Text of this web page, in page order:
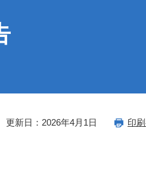
更新日：2026年4月1日 印